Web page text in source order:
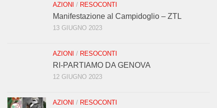
AZIONI / RESOCONTI
Manifestazione al Campidoglio – ZTL
13 GIUGNO 2023
AZIONI / RESOCONTI
RI-PARTIAMO DA GENOVA
12 GIUGNO 2023
AZIONI / RESOCONTI